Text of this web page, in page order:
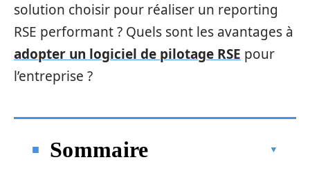
solution choisir pour réaliser un reporting
RSE performant ? Quels sont les avantages à
adopter un logiciel de pilotage RSE pour
l’entreprise ?
Sommaire